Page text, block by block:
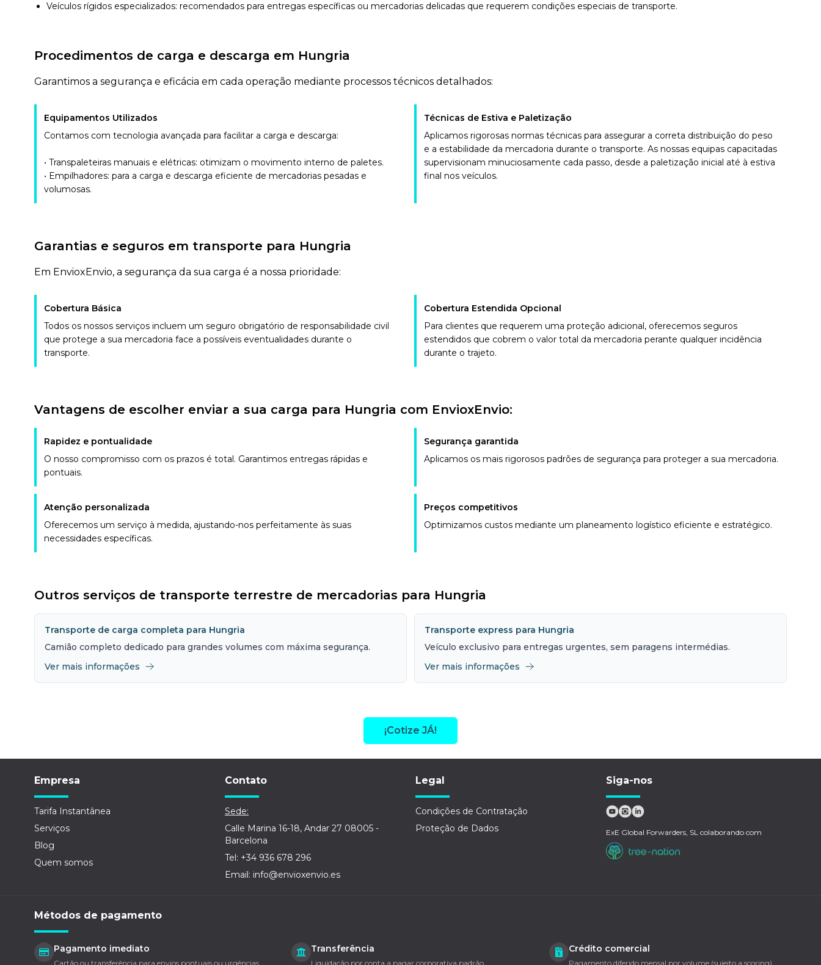
Veículos rígidos especializados: recomendados para entregas específicas ou mercadorias delicadas que requerem condições especiais de transporte.
Procedimentos de carga e descarga em Hungria
Garantimos a segurança e eficácia em cada operação mediante processos técnicos detalhados:
Equipamentos Utilizados
Contamos com tecnologia avançada para facilitar a carga e descarga:
• Transpaleteiras manuais e elétricas: otimizam o movimento interno de paletes.
• Empilhadores: para a carga e descarga eficiente de mercadorias pesadas e
volumosas.
Técnicas de Estiva e Paletização
Aplicamos rigorosas normas técnicas para assegurar a correta distribuição do peso
e a estabilidade da mercadoria durante o transporte. As nossas equipas capacitadas
supervisionam minuciosamente cada passo, desde a paletização inicial até à estiva
final nos veículos.
Garantias e seguros em transporte para Hungria
Em EnvioxEnvio, a segurança da sua carga é a nossa prioridade:
Cobertura Básica
Todos os nossos serviços incluem um seguro obrigatório de responsabilidade civil
que protege a sua mercadoria face a possíveis eventualidades durante o
transporte.
Cobertura Estendida Opcional
Para clientes que requerem uma proteção adicional, oferecemos seguros
estendidos que cobrem o valor total da mercadoria perante qualquer incidência
durante o trajeto.
Vantagens de escolher enviar a sua carga para Hungria com EnvioxEnvio:
Rapidez e pontualidade
O nosso compromisso com os prazos é total. Garantimos entregas rápidas e
pontuais.
Segurança garantida
Aplicamos os mais rigorosos padrões de segurança para proteger a sua mercadoria.
Atenção personalizada
Oferecemos um serviço à medida, ajustando-nos perfeitamente às suas
necessidades específicas.
Preços competitivos
Optimizamos custos mediante um planeamento logístico eficiente e estratégico.
Outros serviços de transporte terrestre de mercadorias para Hungria
Transporte de carga completa para Hungria
Camião completo dedicado para grandes volumes com máxima segurança.
Ver mais informações
Transporte express para Hungria
Veículo exclusivo para entregas urgentes, sem paragens intermédias.
Ver mais informações
¡Cotize JÁ!
Empresa
Tarifa Instantânea
Serviços
Blog
Quem somos
Contato
Sede:
Calle Marina 16-18, Andar 27 08005 -
Barcelona
Tel: +34 936 678 296
Email: info@envioxenvio.es
Legal
Condições de Contratação
Proteção de Dados
Siga-nos
ExE Global Forwarders, SL colaborando com
Métodos de pagamento
Pagamento imediato
Cartão ou transferência para envios pontuais ou urgências.
Transferência
Liquidação por conta a pagar corporativa padrão.
Crédito comercial
Pagamento diferido mensal por volume (sujeito a scoring).